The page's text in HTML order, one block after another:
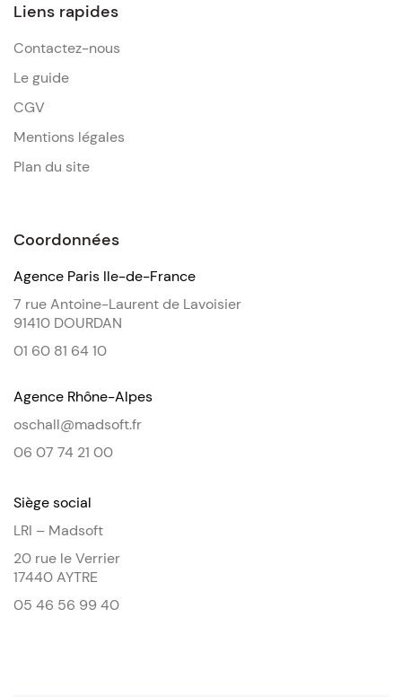
Liens rapides
Contactez-nous
Le guide
CGV
Mentions légales
Plan du site
Coordonnées
Agence Paris Ile-de-France
7 rue Antoine-Laurent de Lavoisier
91410 DOURDAN
01 60 81 64 10
Agence Rhône-Alpes
oschall@madsoft.fr
06 07 74 21 00
Siège social
LRI – Madsoft
20 rue le Verrier
17440 AYTRE
05 46 56 99 40